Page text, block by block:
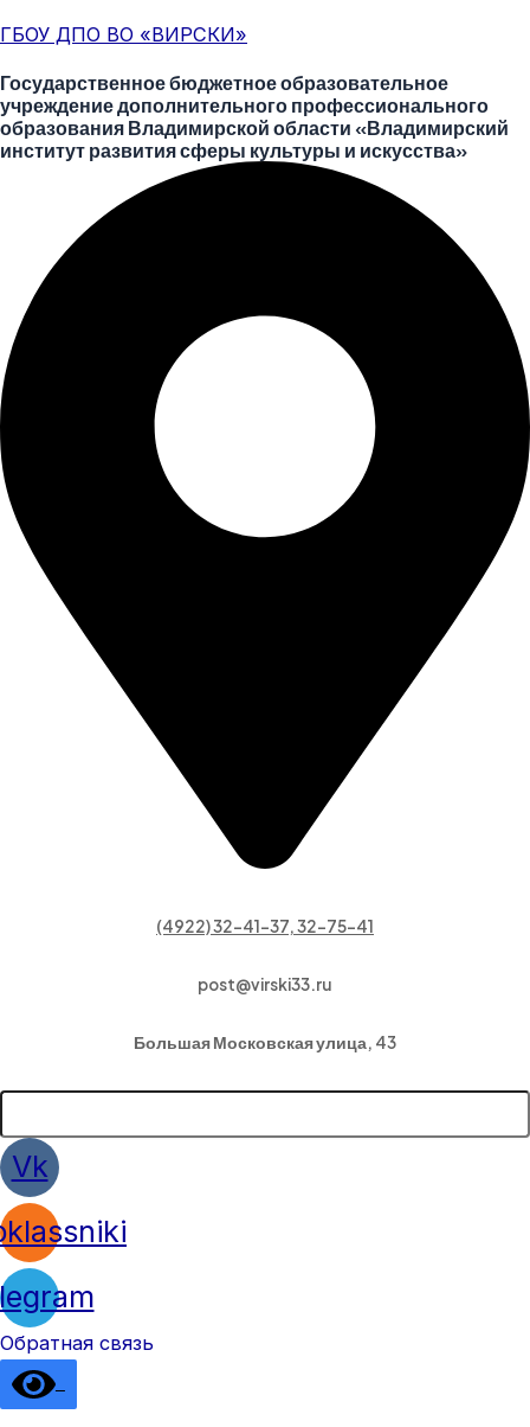
к
содержимому
ГБОУ ДПО ВО «ВИРСКИ»
Государственное бюджетное образовательное
учреждение дополнительного профессионального
образования Владимирской области «Владимирский
институт развития сферы культуры и искусства»
(4922) 32-41-37, 32-75-41
post@virski33.ru
Большая Московская улица, 43
Vk
Обратная связь
navigation